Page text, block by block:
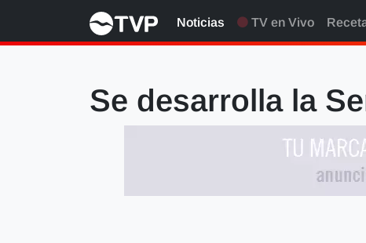
Noticias TV en Vivo
Se desarrolla la